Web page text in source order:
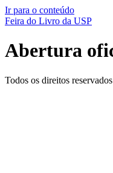
Ir para o conteúdo
Feira do Livro da USP
Abertura
Todos os direitos reservados